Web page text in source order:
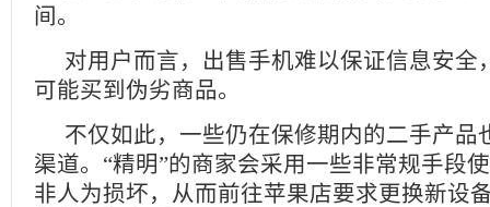
间。
对用户而言，出售手机难以保证信息安全
可能买到伪劣商品。
不仅如此，一些仍在保修期内的二手产品
渠道。“精明”的商家会采用一些非常规手段
非人为损坏，从而前往苹果店要求更换新设